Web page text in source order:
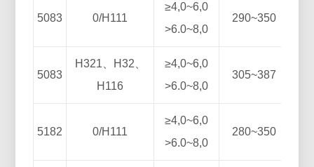
5083 0/H111
≥4,0~6,0
>6.0~8,0
290~350
5083
H321、H32、
H116
≥4,0~6,0
>6.0~8,0
305~387
5182 0/H111
≥4,0~6,0
>6.0~8,0
280~350